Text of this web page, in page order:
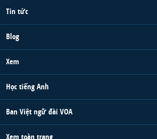
Tin tức
Blog
Xem
Học tiếng Anh
Ban Việt ngữ đài VOA
Xem toàn trang